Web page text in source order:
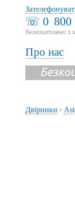
☏ 0 800
безкоштовно з
Про нас
Двірники ›